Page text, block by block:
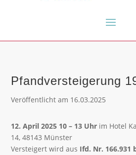
Pfandversteigerung
Veröffentlicht am 16.03.2025
12. April 2025 10 – 13 Uhr im Hotel
14, 48143 Münster
Versteigert wird aus Ifd. Nr. 166.931